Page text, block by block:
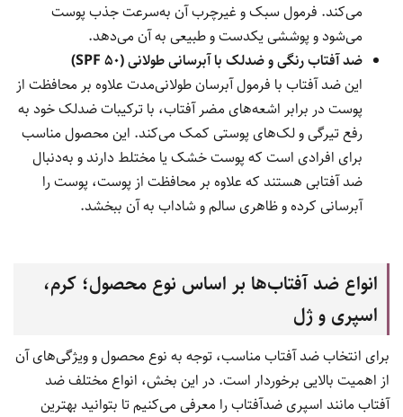
می‌کند. فرمول سبک و غیرچرب آن به‌سرعت جذب پوست
می‌شود و پوششی یکدست و طبیعی به آن می‌دهد.
ضد آفتاب رنگی و ضدلک با آبرسانی طولانی (SPF 50)
این ضد آفتاب با فرمول آبرسان طولانی‌مدت علاوه بر محافظت از
پوست در برابر اشعه‌های مضر آفتاب، با ترکیبات ضدلک خود به
رفع تیرگی و لک‌های پوستی کمک می‌کند. این محصول مناسب
برای افرادی است که پوست خشک یا مختلط دارند و به‌دنبال
ضد آفتابی هستند که علاوه بر محافظت از پوست، پوست را
آبرسانی کرده و ظاهری سالم و شاداب به آن ببخشد.
انواع ضد آفتاب‌ها بر اساس نوع محصول؛ کرم،
اسپری و ژل
برای انتخاب ضد آفتاب مناسب، توجه به نوع محصول و ویژگی‌های آن
از اهمیت بالایی برخوردار است. در این بخش، انواع مختلف ضد
آفتاب مانند اسپری ضدآفتاب را معرفی می‌کنیم تا بتوانید بهترین